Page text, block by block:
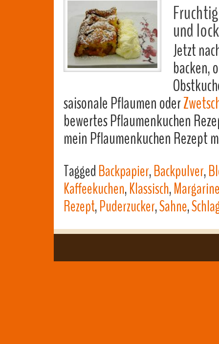
und
Jetzt
backen,
saisonale Pflaumen oder
bewertes Pflaumenkuchen
mein Pflaumenkuchen Rezept
TaggedBackpapier,Backpulver,
Kaffeekuchen,Klassisch,
Rezept,Puderzucker,Sahne,